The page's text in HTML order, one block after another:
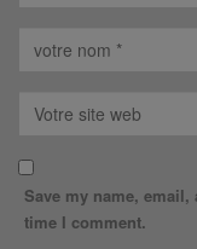
Save my name,
time I comment.